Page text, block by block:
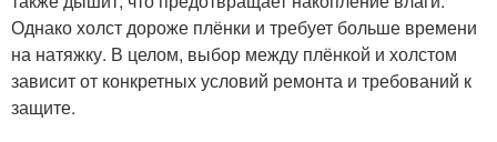
Однако холст дороже плёнки и требует больше времени
на натяжку. В целом, выбор между плёнкой и холстом
зависит от конкретных условий ремонта и требований к
защите.